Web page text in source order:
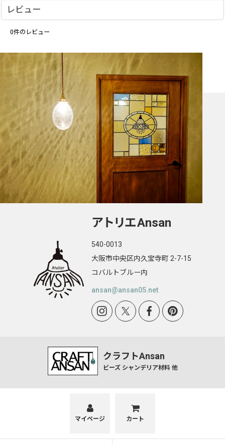
レビュー
0件のレビュー
アトリエAnsan
540-0013
大阪市中央区内久宝寺町 2-7-15
コバルトブルー内
ansan@ansan05.net
クラフトAnsan
ビーズ シャンデリア材料 他
マイページ カート